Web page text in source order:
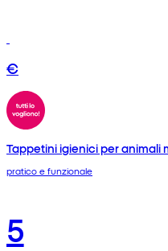
€
Tappetini igienici per animali
pratico e funzionale
5